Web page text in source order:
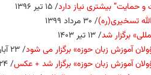
حمایت” بیشتری نیاز دارد/ ۱۵ تیر ۱۳۹۶
تسخیری(ره)/ ۳۰ مرداد ۱۳۹۹
برگزار شد/ ۱۳ تیر ۱۴۰۳
آموزش زبان حوزه» برگزار می شود/ ۲۳ آبان ۱۴۰۳
آموزش زبان حوزه» برگزار شد + عکس/ ۲۴ آبان ۱۴۰۳